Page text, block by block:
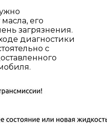
его
загрязнения.
диагностики
с